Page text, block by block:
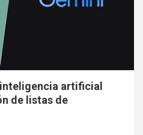
artificial
de listas de